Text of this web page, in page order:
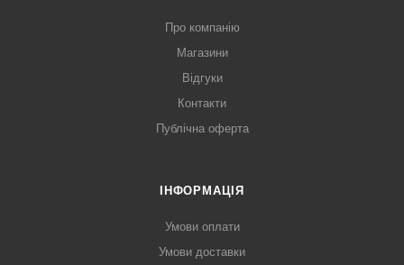
Про компанію
Магазини
Відгуки
Контакти
Публічна оферта
ІНФОРМАЦІЯ
Умови оплати
Умови доставки